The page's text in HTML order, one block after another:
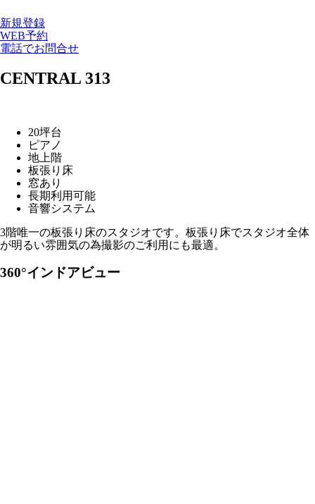
新規登録
WEB予約
電話でお問合せ
CENTRAL 313
20坪台
ピアノ
地上階
板張り床
窓あり
長期利用可能
音響システム
3階唯一の板張り床のスタジオです。板張り床でスタジオ全体
が明るい雰囲気の為撮影のご利用にも最適。
360°インドアビュー